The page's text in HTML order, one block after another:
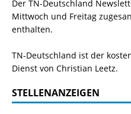
Der TN-Deutschland
Mittwoch und Freitag
enthalten.
TN-Deutschland ist der
Dienst von Christian Leetz.
STELLENANZEIGEN